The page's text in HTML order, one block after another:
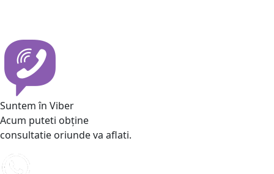
Suntem în Viber
Acum puteti obține
consultatie oriunde va aflati.